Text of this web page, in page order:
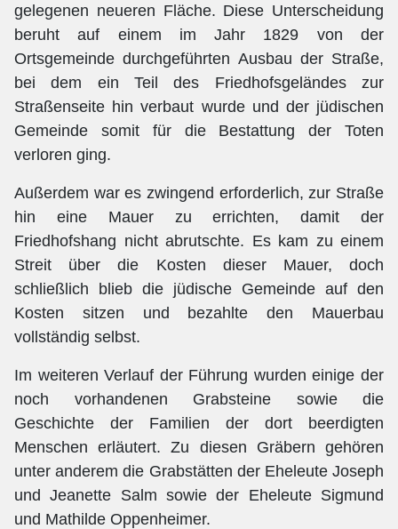
gelegenen neueren Fläche. Diese Unterscheidung
beruht auf einem im Jahr 1829 von der
Ortsgemeinde durchgeführten Ausbau der Straße,
bei dem ein Teil des Friedhofsgeländes zur
Straßenseite hin verbaut wurde und der jüdischen
Gemeinde somit für die Bestattung der Toten
verloren ging.
Außerdem war es zwingend erforderlich, zur Straße
hin eine Mauer zu errichten, damit der
Friedhofshang nicht abrutschte. Es kam zu einem
Streit über die Kosten dieser Mauer, doch
schließlich blieb die jüdische Gemeinde auf den
Kosten sitzen und bezahlte den Mauerbau
vollständig selbst.
Im weiteren Verlauf der Führung wurden einige der
noch vorhandenen Grabsteine sowie die
Geschichte der Familien der dort beerdigten
Menschen erläutert. Zu diesen Gräbern gehören
unter anderem die Grabstätten der Eheleute Joseph
und Jeanette Salm sowie der Eheleute Sigmund
und Mathilde Oppenheimer.